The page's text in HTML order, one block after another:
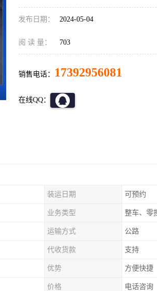
发布日期： 2024-05-04
阅 读 量： 703
销售电话： 17392956081
在线QQ：
装运日期 可预约
业务类型 整车、零
运输方式 公路
代收货款 支持
优势 方便快捷
价格 电话咨询